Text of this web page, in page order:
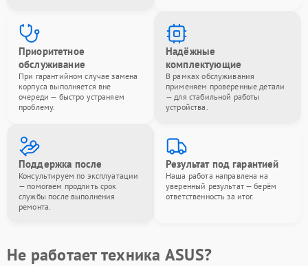
Приоритетное
обслуживание
При гарантийном случае замена
корпуса выполняется вне
очереди — быстро устраняем
проблему.
Надёжные
комплектующие
В рамках обслуживания
применяем проверенные детали
— для стабильной работы
устройства.
Поддержка после
Консультируем по эксплуатации
— помогаем продлить срок
службы после выполнения
ремонта.
Результат под гарантией
Наша работа направлена на
уверенный результат — берём
ответственность за итог.
Не работает техника ASUS?